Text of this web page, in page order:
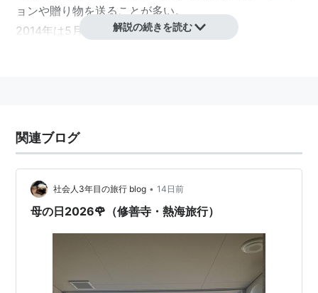
ョンや贈り物を送ることが多い。
2014年は5月11日。
う想いから、1908年5月10日、フィラデルフィアの教会
で白いカーネーションを配った。この風習がアメリカの
ほとんどの州に広まり、1914年その時のアメリカ大統領
だったウィルソンが5月の第二日曜日を母の日と制定。
日本で初めての母の日を祝う行事が行われたのは明治の
末期頃で、1915年（大正4年）に教会で祝われ始め、
徐々に一般に広まっていった。昭和に入ると3月6日を
解説の続きを読む
関連ブログ
社会人3年目の旅行 blog • 14日前
母の日2026🌹（修善寺・熱海旅行）